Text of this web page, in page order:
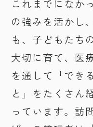
これまでになか
の強みを活かし
も、子どもたち
大切に育て、医
を通して「でき
と」をたくさん
っています。訪